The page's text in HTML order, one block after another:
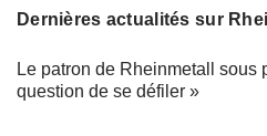
Dernières actualités sur
Le patron de Rheinmetall sous
question de se défiler »